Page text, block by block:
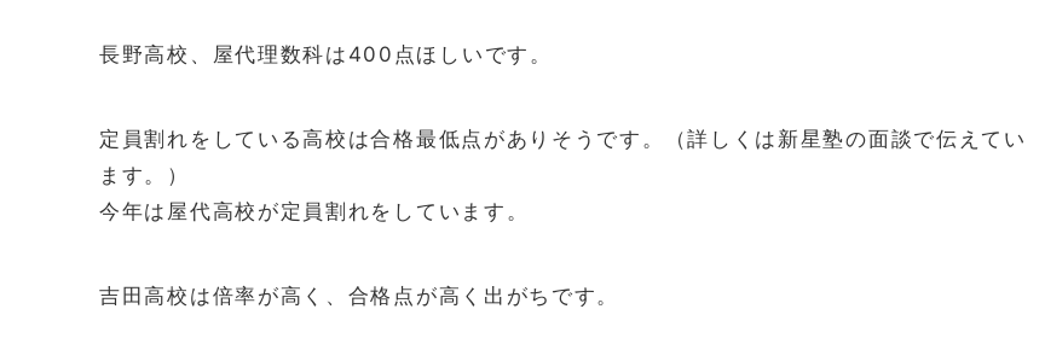
長野高校、屋代理数科は400点ほしいです。
定員割れをしている高校は合格最低点がありそうです。（詳しくは新星塾の面談で伝えてい
ます。）
今年は屋代高校が定員割れをしています。
吉田高校は倍率が高く、合格点が高く出がちです。